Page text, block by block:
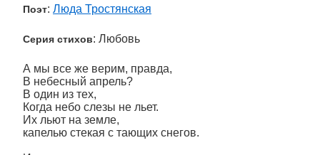
Поэт: Люда Тростянская
Серия стихов: Любовь
А мы все же верим, правда,
В небесный апрель?
В один из тех,
Когда небо слезы не льет.
Их льют на земле,
капелью стекая с тающих снегов.